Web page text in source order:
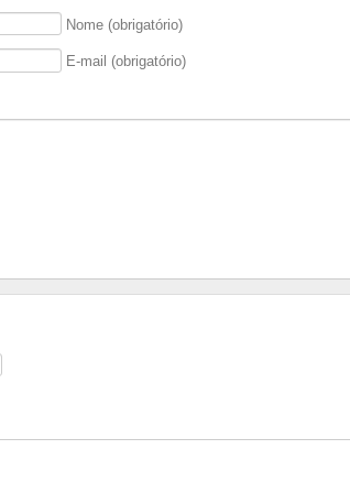
Nome (obrigatório)
E-mail (obrigatório)